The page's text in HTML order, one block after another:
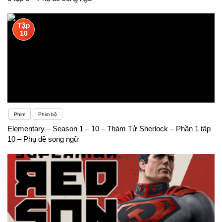
và offline. Tự tin giao tiếp và học hỏi từ họ. Hãy thử
những cách này và tận hưởng việc học tiếng Anh
Tập
10
Phim Phim bộ
Elementary – Season 1 – 10 – Thám Tử Sherlock – Phần 1 tập
10 – Phụ đề song ngữ